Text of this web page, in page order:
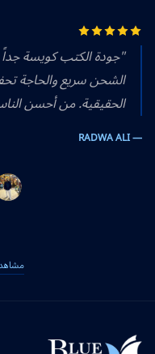
"جودة الكتب كويسة جداً
الشحن سريع والحاجة
الحقيقية. من أحسن
— RADWA ALI